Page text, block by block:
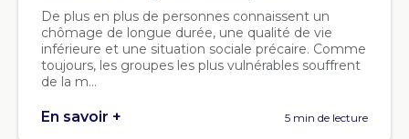
De plus en plus de personnes connaissent un
chômage de longue durée, une qualité de vie
inférieure et une situation sociale précaire. Comme
toujours, les groupes les plus vulnérables souffrent
de la m...
En savoir + 5 min de lecture